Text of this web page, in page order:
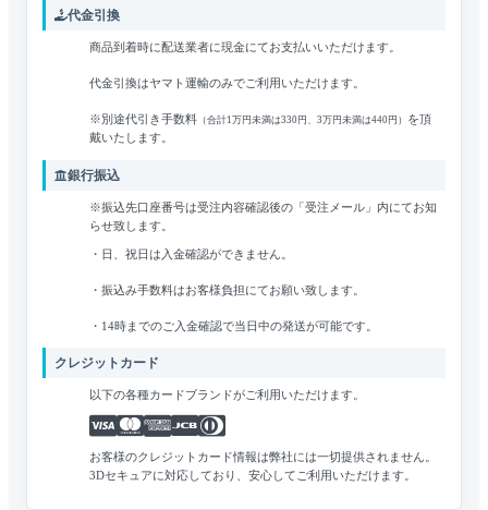
代金引換
商品到着時に配送業者に現金にてお支払いいただけます。
代金引換はヤマト運輸のみでご利用いただけます。
※別途代引き手数料（合計1万円未満は330円、3万円未満は440円） を頂
戴いたします。
銀行振込
※振込先口座番号は受注内容確認後の「受注メール」内にてお知
らせ致します。
・日、祝日は入金確認ができません。
・振込み手数料はお客様負担にてお願い致します。
・14時までのご入金確認で当日中の発送が可能です。
クレジットカード
以下の各種カードブランドがご利用いただけます。
お客様のクレジットカード情報は弊社には一切提供されません。
3Dセキュアに対応しており、安心してご利用いただけます。